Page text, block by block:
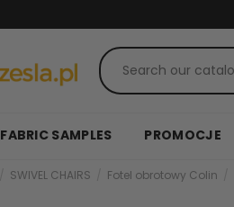
FABRIC SAMPLES PROMOCJE
SWIVEL CHAIRS Fotel obrotowy Colin